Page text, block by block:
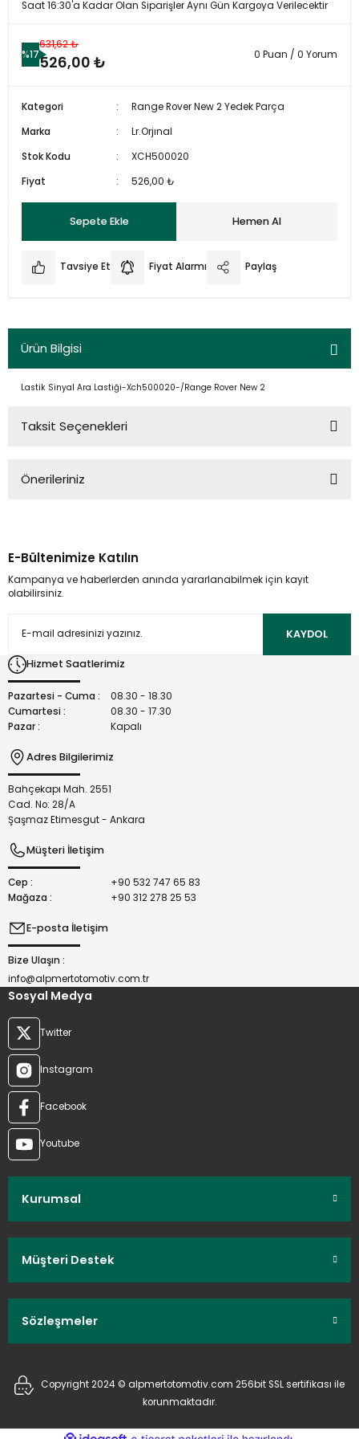
Saat 16:30'a Kadar Olan Siparişler Aynı Gün Kargoya Verilecektir
%17
631,62 ₺
526,00 ₺ 0 Puan / 0 Yorum
Kategori
Range Rover New 2 Yedek Parça
Marka
Lr.Orjınal
Stok Kodu
XCH500020
Fiyat
526,00 ₺
Sepete Ekle Hemen Al
Tavsiye Et Fiyat Alarmı Paylaş
Ürün Bilgisi
Lastik Sinyal Ara Lastiği-Xch500020-/Range Rover New 2
Taksit Seçenekleri
Önerileriniz
kullanarak tarafımıza iletebilirsiniz.
Görüş ve önerileriniz için teşekkür ederiz.
Ürün açıklamasında eksik bilgiler bulunuyor.
Bu ürüne benzer farklı alternatifler olmalı.
E-Bültenimize Katılın
Kampanya ve haberlerden anında yararlanabilmek için kayıt
olabilirsiniz.
KAYDOL
Hizmet Saatlerimiz
Pazartesi - Cuma :
08.30 - 18.30
Cumartesi :
08.30 - 17.30
Pazar :
Kapalı
Adres Bilgilerimiz
Bahçekapı Mah. 2551
Cad. No: 28/A
Şaşmaz Etimesgut - Ankara
Müşteri İletişim
Cep :
+90 532 747 65 83
Mağaza :
+90 312 278 25 53
E-posta İletişim
Bize Ulaşın :
info@alpmertotomotiv.com.tr
Sosyal Medya
Twitter
Instagram
Facebook
Youtube
Kurumsal
Müşteri Destek
Sözleşmeler
Copyright 2024 © alpmertotomotiv.com 256bit SSL sertifikası ile
korunmaktadır.